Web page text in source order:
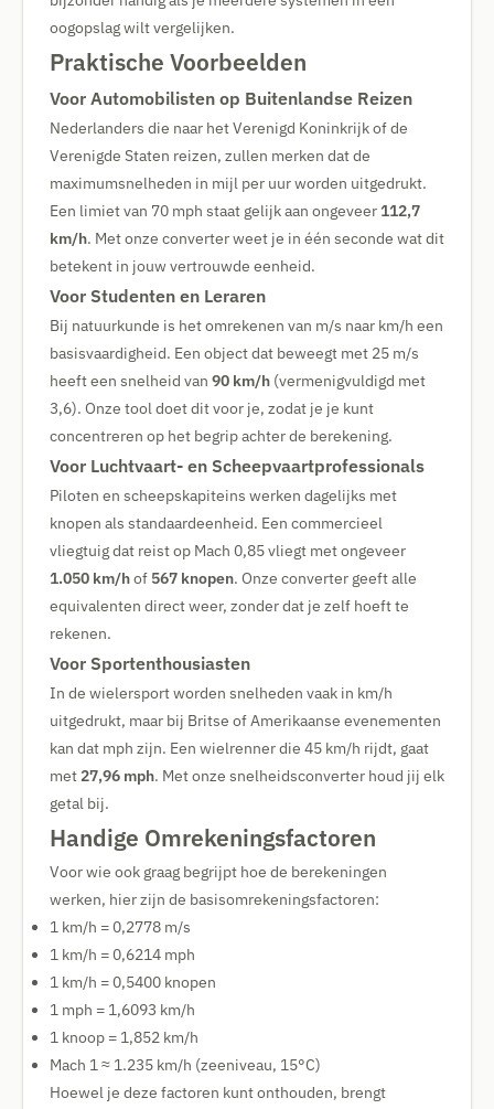
oogopslag wilt vergelijken.
Praktische Voorbeelden
Voor Automobilisten op Buitenlandse Reizen
Nederlanders die naar het Verenigd Koninkrijk of de
Verenigde Staten reizen, zullen merken dat de
maximumsnelheden in mijl per uur worden uitgedrukt.
Een limiet van 70 mph staat gelijk aan ongeveer 112,7
km/h. Met onze converter weet je in één seconde wat dit
betekent in jouw vertrouwde eenheid.
Voor Studenten en Leraren
Bij natuurkunde is het omrekenen van m/s naar km/h een
basisvaardigheid. Een object dat beweegt met 25 m/s
heeft een snelheid van 90 km/h (vermenigvuldigd met
3,6). Onze tool doet dit voor je, zodat je je kunt
concentreren op het begrip achter de berekening.
Voor Luchtvaart- en Scheepvaartprofessionals
Piloten en scheepskapiteins werken dagelijks met
knopen als standaardeenheid. Een commercieel
vliegtuig dat reist op Mach 0,85 vliegt met ongeveer
1.050 km/hof 567 knopen. Onze converter geeft alle
equivalenten direct weer, zonder dat je zelf hoeft te
rekenen.
Voor Sportenthousiasten
In de wielersport worden snelheden vaak in km/h
uitgedrukt, maar bij Britse of Amerikaanse evenementen
kan dat mph zijn. Een wielrenner die 45 km/h rijdt, gaat
met 27,96 mph. Met onze snelheidsconverter houd jij elk
getal bij.
Handige Omrekeningsfactoren
Voor wie ook graag begrijpt hoe de berekeningen
werken, hier zijn de basisomrekeningsfactoren:
1 km/h = 0,2778 m/s
1 km/h = 0,6214 mph
1 km/h = 0,5400 knopen
1 mph = 1,6093 km/h
1 knoop = 1,852 km/h
Mach 1 ≈ 1.235 km/h (zeeniveau, 15°C)
Hoewel je deze factoren kunt onthouden, brengt